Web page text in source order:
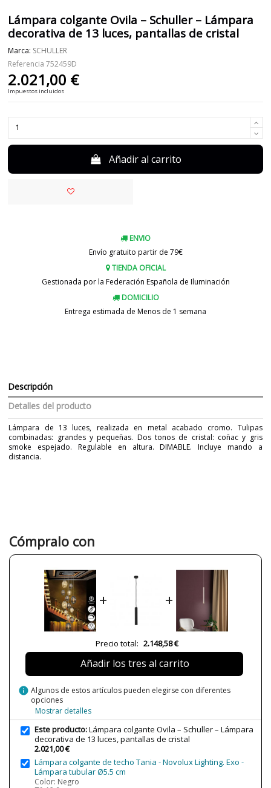
Lámpara colgante Ovila – Schuller – Lámpara
decorativa de 13 luces, pantallas de cristal
Marca: SCHULLER
Referencia 752459D
2.021,00 €
Impuestos incluidos
Añadir al carrito
ENVIO
Envío gratuito partir de 79€
TIENDA OFICIAL
Gestionada por la Federación Española de Iluminación
DOMICILIO
Entrega estimada de Menos de 1 semana
Descripción
Detalles del producto
Lámpara de 13 luces, realizada en metal acabado cromo. Tulipas
combinadas: grandes y pequeñas. Dos tonos de cristal: coñac y gris
smoke espejado. Regulable en altura. DIMABLE. Incluye mando a
distancia.
Color
Marrón
Diámetro (cm)
Peso Neto (KG)
28 kg
Plazo de Envío
Menos de 1 semana
220/240V
E27
Lumens (LED)
11310 lm
Potencia en Vatios
13x20W
Bombilla Incluida?
Clase
Clase I
Tipo de Lámpara
Etiqueta Energética
F
Cómpralo con
+ +
Precio total: 2.148,58 €
Añadir los tres al carrito
info Algunos de estos artículos pueden elegirse con diferentes
opciones
Mostrar detalles
Este producto:Lámpara colgante Ovila – Schuller – Lámpara
decorativa de 13 luces, pantallas de cristal
2.021,00 €
Lámpara colgante de techo Tania - Novolux Lighting. Exo -
Lámpara tubular Ø5.5 cm
Color: Negro